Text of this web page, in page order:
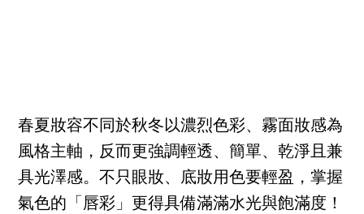
春夏妝容不同於秋冬以濃烈色彩、霧面妝感為
風格主軸，反而更強調輕透、簡單、乾淨且兼
具光澤感。不只眼妝、底妝用色要輕盈，掌握
氣色的「唇彩」更得具備滿滿水光與飽滿度！